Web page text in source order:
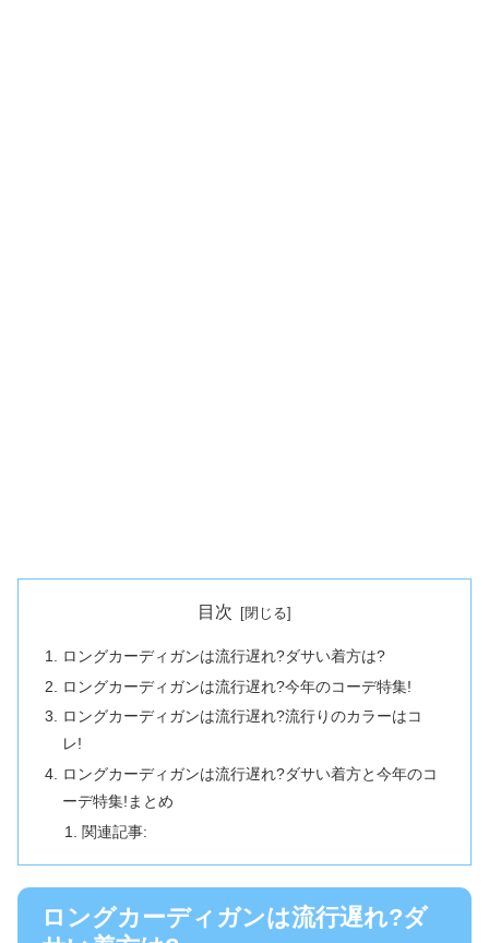
目次
ロングカーディガンは流行遅れ?ダサい着方は?
ロングカーディガンは流行遅れ?今年のコーデ特集!
ロングカーディガンは流行遅れ?流行りのカラーはコ
レ!
ロングカーディガンは流行遅れ?ダサい着方と今年のコ
ーデ特集!まとめ
関連記事:
ロングカーディガンは流行遅れ?ダ